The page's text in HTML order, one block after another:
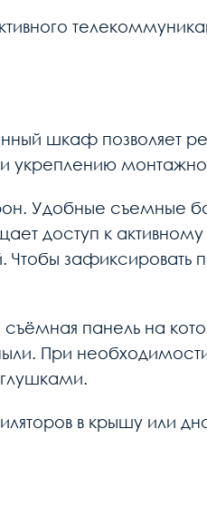
шкаф
укреплению
Удобные съемные
доступ к
Чтобы
панель на
При
в крышу или